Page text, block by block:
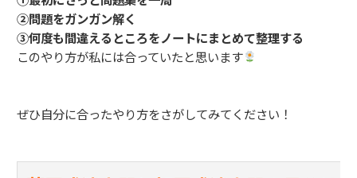
②問題をガンガン解く
③何度も間違えるところをノートにまとめて整理する
このやり方が私には合っていたと思います
ぜひ自分に合ったやり方をさがしてみてください！